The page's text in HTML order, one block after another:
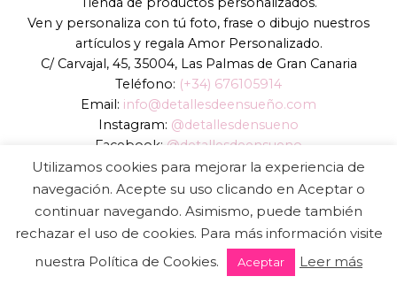
Ven y personaliza con tú foto, frase o dibujo nuestros
artículos y regala Amor Personalizado.
C/ Carvajal, 45, 35004, Las Palmas de Gran Canaria
Teléfono: (+34) 676105914
Email: info@detallesdeensueño.com
Instagram: @detallesdensueno
Facebook: @detallesdeensueno
TikTok: @detallesdensueno
Página web:www.detallesdeensueño.com
Copyright 2026 © DIGALOWEB.COM
Utilizamos cookies para mejorar la experiencia de
navegación. Acepte su uso clicando en Aceptar o
continuar navegando. Asimismo, puede también
rechazar el uso de cookies. Para más información visite
nuestra Política de Cookies.
Aceptar Leer más